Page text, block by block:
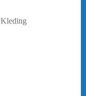
Kleding